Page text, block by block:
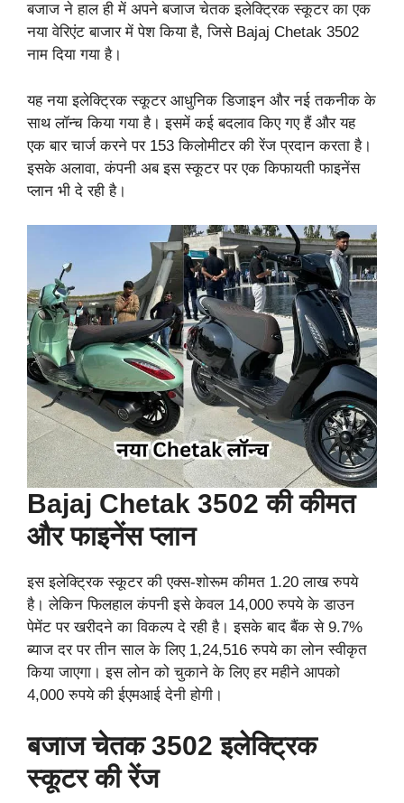
बजाज ने हाल ही में अपने बजाज चेतक इलेक्ट्रिक स्कूटर का एक
नया वेरिएंट बाजार में पेश किया है, जिसे Bajaj Chetak 3502
नाम दिया गया है।
यह नया इलेक्ट्रिक स्कूटर आधुनिक डिजाइन और नई तकनीक के
साथ लॉन्च किया गया है। इसमें कई बदलाव किए गए हैं और यह
एक बार चार्ज करने पर 153 किलोमीटर की रेंज प्रदान करता है।
इसके अलावा, कंपनी अब इस स्कूटर पर एक किफायती फाइनेंस
प्लान भी दे रही है।
Bajaj Chetak 3502 की कीमत
और फाइनेंस प्लान
इस इलेक्ट्रिक स्कूटर की एक्स-शोरूम कीमत 1.20 लाख रुपये
है। लेकिन फिलहाल कंपनी इसे केवल 14,000 रुपये के डाउन
पेमेंट पर खरीदने का विकल्प दे रही है। इसके बाद बैंक से 9.7%
ब्याज दर पर तीन साल के लिए 1,24,516 रुपये का लोन स्वीकृत
किया जाएगा। इस लोन को चुकाने के लिए हर महीने आपको
4,000 रुपये की ईएमआई देनी होगी।
बजाज चेतक 3502 इलेक्ट्रिक
स्कूटर की रेंज